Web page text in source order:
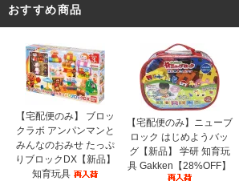
おすすめ商品
【宅配便のみ】 ブロッ
クラボ アンパンマンと
みんなのおみせ たっぷ
りブロックDX【新品】
知育玩具
【宅配便のみ】ニューブ
ロック はじめようバッ
グ【新品】 学研 知育玩
具 Gakken【28%OFF】